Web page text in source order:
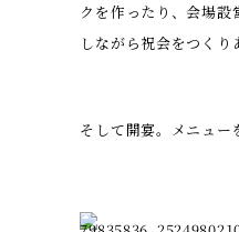
クを作ったり、会場
しながら祝会をつくり
そして開宴。メニュー